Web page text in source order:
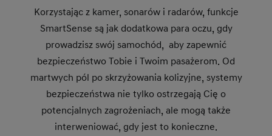
Korzystając z kamer, sonarów i radarów, funkcje
SmartSense są jak dodatkowa para oczu, gdy
prowadzisz swój samochód, aby zapewnić
bezpieczeństwo Tobie i Twoim pasażerom. Od
martwych pól po skrzyżowania kolizyjne, systemy
bezpieczeństwa nie tylko ostrzegają Cię o
potencjalnych zagrożeniach, ale mogą także
interweniować, gdy jest to konieczne.